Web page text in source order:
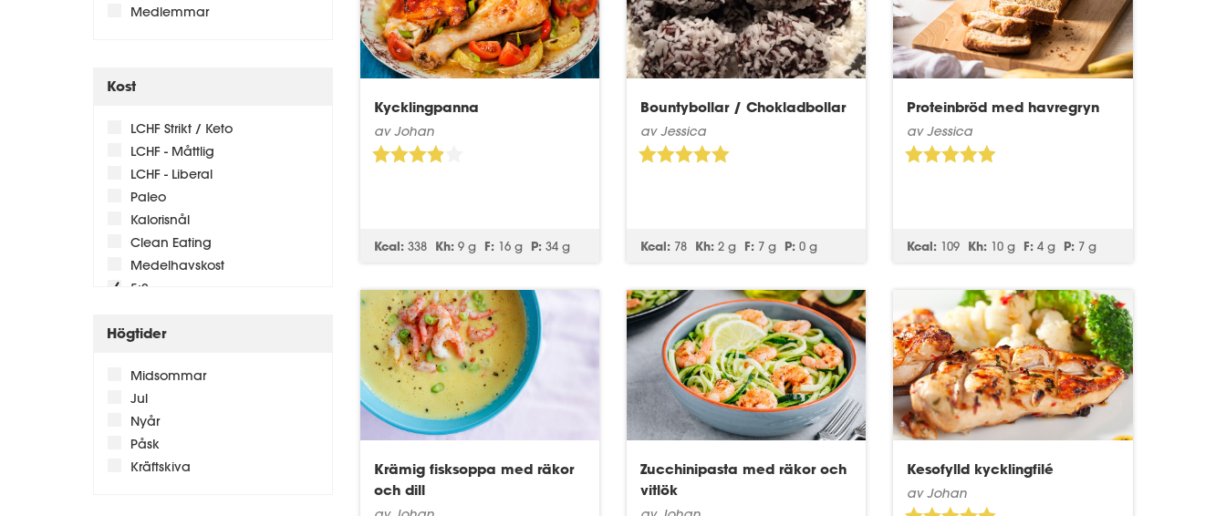
Medlemmar
Kost
LCHF Strikt / Keto
LCHF - Måttlig
LCHF - Liberal
Paleo
Kalorisnål
Clean Eating
Medelhavskost
5:2
LCLC
LCHP
ISO
Äggfasta
AIP
FODMAP
Högtider
Midsommar
Jul
Nyår
Påsk
Kräftskiva
Kycklingpanna
av Johan
Kcal: 338 Kh: 9 g F: 16 g P: 34 g
Bountybollar / Chokladbollar
av Jessica
Kcal: 78 Kh: 2 g F: 7 g P: 0 g
Proteinbröd med havregryn
av Jessica
Kcal: 109 Kh: 10 g F: 4 g P: 7 g
Krämig fisksoppa med räkor
och dill
Zucchinipasta med räkor och
vitlök
Kesofylld kycklingfilé
av Johan